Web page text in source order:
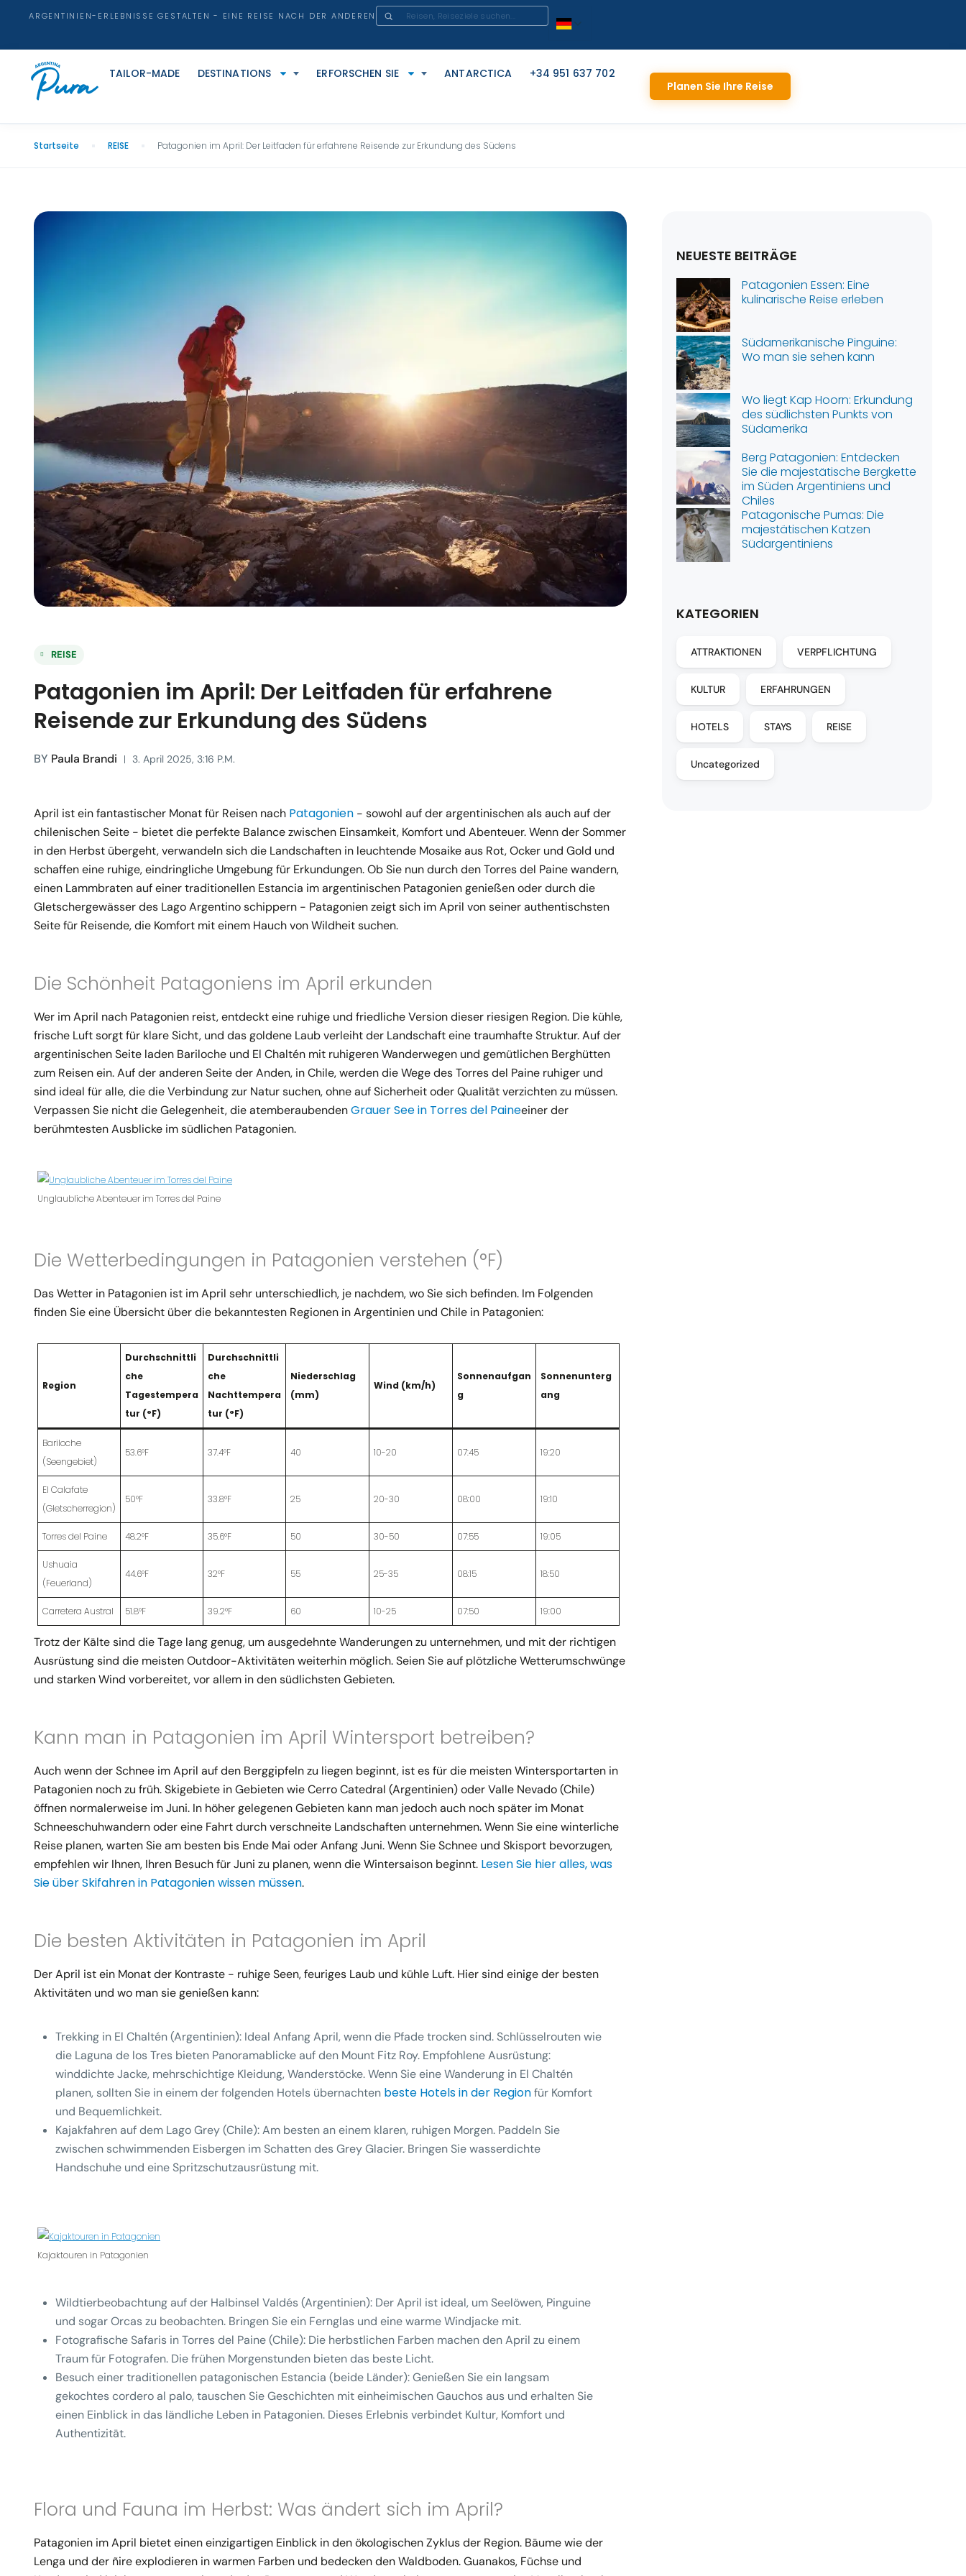
ARGENTINIEN-ERLEBNISSE GESTALTEN - EINE REISE NACH DER ANDEREN
TAILOR-MADE DESTINATIONS ERFORSCHEN SIE ANTARCTICA
+34 951 637 702
Planen Sie Ihre Reise
Startseite REISE Patagonien im April: Der Leitfaden für erfahrene Reisende zur Erkundung des Südens
REISE
Patagonien im April: Der Leitfaden für erfahrene
Reisende zur Erkundung des Südens
BY Paula Brandi 3. April 2025, 3:16 P.m.
April ist ein fantastischer Monat für Reisen nach Patagonien - sowohl auf der argentinischen als auch auf der
chilenischen Seite - bietet die perfekte Balance zwischen Einsamkeit, Komfort und Abenteuer. Wenn der Sommer
in den Herbst übergeht, verwandeln sich die Landschaften in leuchtende Mosaike aus Rot, Ocker und Gold und
schaffen eine ruhige, eindringliche Umgebung für Erkundungen. Ob Sie nun durch den Torres del Paine wandern,
einen Lammbraten auf einer traditionellen Estancia im argentinischen Patagonien genießen oder durch die
Gletschergewässer des Lago Argentino schippern - Patagonien zeigt sich im April von seiner authentischsten
Seite für Reisende, die Komfort mit einem Hauch von Wildheit suchen.
Die Schönheit Patagoniens im April erkunden
Wer im April nach Patagonien reist, entdeckt eine ruhige und friedliche Version dieser riesigen Region. Die kühle,
frische Luft sorgt für klare Sicht, und das goldene Laub verleiht der Landschaft eine traumhafte Struktur. Auf der
argentinischen Seite laden Bariloche und El Chaltén mit ruhigeren Wanderwegen und gemütlichen Berghütten
zum Reisen ein. Auf der anderen Seite der Anden, in Chile, werden die Wege des Torres del Paine ruhiger und
sind ideal für alle, die die Verbindung zur Natur suchen, ohne auf Sicherheit oder Qualität verzichten zu müssen.
Verpassen Sie nicht die Gelegenheit, die atemberaubendenGrauer See in Torres del Paineeiner der
berühmtesten Ausblicke im südlichen Patagonien.
Unglaubliche Abenteuer im Torres del Paine
Die Wetterbedingungen in Patagonien verstehen (°F)
Das Wetter in Patagonien ist im April sehr unterschiedlich, je nachdem, wo Sie sich befinden. Im Folgenden
finden Sie eine Übersicht über die bekanntesten Regionen in Argentinien und Chile in Patagonien:
Region
Durchschnittli
che
Tagestempera
tur (°F)
Durchschnittli
che
Nachttempera
tur (°F)
Niederschlag
(mm)
Wind (km/h)
Sonnenaufgan
g
Sonnenunterg
ang
Bariloche
(Seengebiet)
53.6°F 37.4°F 40 10-20 07:45 19:20
El Calafate
(Gletscherregion)
50°F 33.8°F 25 20-30 08:00 19:10
Torres del Paine 48.2°F 35.6°F 50 30-50 07:55 19:05
Ushuaia
(Feuerland)
44.6°F 32°F 55 25-35 08:15 18:50
Carretera Austral 51.8°F 39.2°F 60 10-25 07:50 19:00
Trotz der Kälte sind die Tage lang genug, um ausgedehnte Wanderungen zu unternehmen, und mit der richtigen
Ausrüstung sind die meisten Outdoor-Aktivitäten weiterhin möglich. Seien Sie auf plötzliche Wetterumschwünge
und starken Wind vorbereitet, vor allem in den südlichsten Gebieten.
Kann man in Patagonien im April Wintersport betreiben?
Auch wenn der Schnee im April auf den Berggipfeln zu liegen beginnt, ist es für die meisten Wintersportarten in
Patagonien noch zu früh. Skigebiete in Gebieten wie Cerro Catedral (Argentinien) oder Valle Nevado (Chile)
öffnen normalerweise im Juni. In höher gelegenen Gebieten kann man jedoch auch noch später im Monat
Schneeschuhwandern oder eine Fahrt durch verschneite Landschaften unternehmen. Wenn Sie eine winterliche
Reise planen, warten Sie am besten bis Ende Mai oder Anfang Juni. Wenn Sie Schnee und Skisport bevorzugen,
empfehlen wir Ihnen, Ihren Besuch für Juni zu planen, wenn die Wintersaison beginnt. Lesen Sie hier alles, was
Sie über Skifahren in Patagonien wissen müssen.
Die besten Aktivitäten in Patagonien im April
Der April ist ein Monat der Kontraste - ruhige Seen, feuriges Laub und kühle Luft. Hier sind einige der besten
Aktivitäten und wo man sie genießen kann:
Trekking in El Chaltén (Argentinien): Ideal Anfang April, wenn die Pfade trocken sind. Schlüsselrouten wie
die Laguna de los Tres bieten Panoramablicke auf den Mount Fitz Roy. Empfohlene Ausrüstung:
winddichte Jacke, mehrschichtige Kleidung, Wanderstöcke. Wenn Sie eine Wanderung in El Chaltén
planen, sollten Sie in einem der folgenden Hotels übernachten beste Hotels in der Regionfür Komfort
und Bequemlichkeit.
Kajakfahren auf dem Lago Grey (Chile): Am besten an einem klaren, ruhigen Morgen. Paddeln Sie
zwischen schwimmenden Eisbergen im Schatten des Grey Glacier. Bringen Sie wasserdichte
Handschuhe und eine Spritzschutzausrüstung mit.
Kajaktouren in Patagonien
Wildtierbeobachtung auf der Halbinsel Valdés (Argentinien): Der April ist ideal, um Seelöwen, Pinguine
und sogar Orcas zu beobachten. Bringen Sie ein Fernglas und eine warme Windjacke mit.
Fotografische Safaris in Torres del Paine (Chile): Die herbstlichen Farben machen den April zu einem
Traum für Fotografen. Die frühen Morgenstunden bieten das beste Licht.
Besuch einer traditionellen patagonischen Estancia (beide Länder): Genießen Sie ein langsam
gekochtes cordero al palo, tauschen Sie Geschichten mit einheimischen Gauchos aus und erhalten Sie
einen Einblick in das ländliche Leben in Patagonien. Dieses Erlebnis verbindet Kultur, Komfort und
Authentizität.
Flora und Fauna im Herbst: Was ändert sich im April?
Patagonien im April bietet einen einzigartigen Einblick in den ökologischen Zyklus der Region. Bäume wie der
Lenga und der ñire explodieren in warmen Farben und bedecken den Waldboden. Guanakos, Füchse und
NEUESTE BEITRÄGE
Patagonien Essen: Eine
kulinarische Reise erleben
Südamerikanische Pinguine:
Wo man sie sehen kann
Wo liegt Kap Hoorn: Erkundung
des südlichsten Punkts von
Südamerika
Berg Patagonien: Entdecken
Sie die majestätische Bergkette
im Süden Argentiniens und
Chiles
Patagonische Pumas: Die
majestätischen Katzen
Südargentiniens
KATEGORIEN
ATTRAKTIONEN VERPFLICHTUNG
KULTUR ERFAHRUNGEN
HOTELS STAYS REISE
Uncategorized